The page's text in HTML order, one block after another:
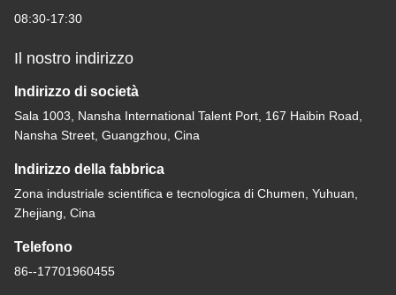
08:30-17:30
Il nostro indirizzo
Indirizzo di società
Sala 1003, Nansha International Talent Port, 167 Haibin Road,
Nansha Street, Guangzhou, Cina
Indirizzo della fabbrica
Zona industriale scientifica e tecnologica di Chumen, Yuhuan,
Zhejiang, Cina
Telefono
86--17701960455